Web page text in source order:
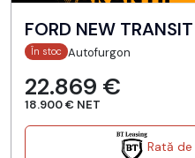
FORD NEW
În stoc Autofurgon
22.869 €
18.900 € NET
Rată